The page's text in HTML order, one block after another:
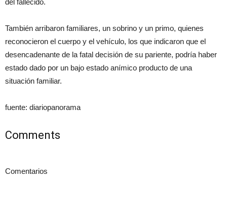
También arribaron familiares, un sobrino y un primo, quienes
reconocieron el cuerpo y el vehículo, los que indicaron que el
desencadenante de la fatal decisión de su pariente, podría haber
estado dado por un bajo estado anímico producto de una
situación familiar.
fuente: diariopanorama
Comments
Comentarios